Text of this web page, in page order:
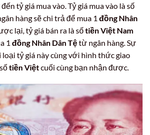
tỷ giá mua vào. Tỷ giá mua vào là số
hàng sẽ chi trả để mua 1 đồng Nhân
lại, tỷ giá bán ra là sốtiền Việt Nam
1 đồng Nhân Dân Tệtừ ngân hàng. Sự
loại tỷ giá này cùng với hình thức giao
tiền Việtcuối cùng bạn nhận được.